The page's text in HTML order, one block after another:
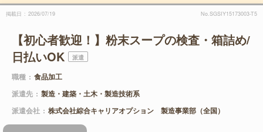
掲載日 2026/07/19 No.SGSIY15173003-T5
【初心者歓迎！】粉末スープの検査・箱詰め/
日払いOK
派遣
職種
食品加工
派遣先
製造・建築・土木・製造技術系
派遣会社
株式会社綜合キャリアオプション 製造事業部（全国）